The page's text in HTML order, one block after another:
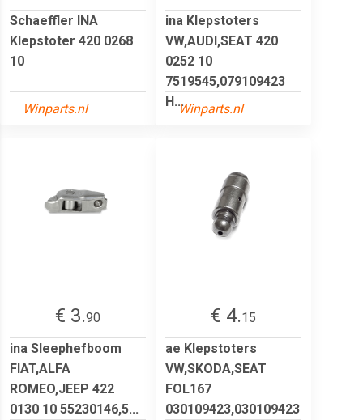
Schaeffler INA
Klepstoter 420 0268
10
Winparts.nl
ina Klepstoters
VW,AUDI,SEAT 420
0252 10
7519545,079109423
H...Winparts.nl
€ 3.90
ina Sleephefboom
FIAT,ALFA
ROMEO,JEEP 422
0130 10 55230146,5...
€ 4.15
ae Klepstoters
VW,SKODA,SEAT
FOL167
030109423,030109423